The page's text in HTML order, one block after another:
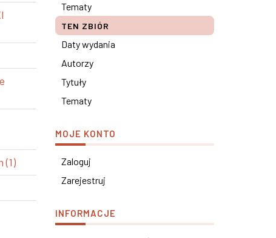
(1)
Tematy
TEN ZBIÓR
Daty wydania
Autorzy
Tytuły
Tematy
MOJE KONTO
Zaloguj
Zarejestruj
INFORMACJE